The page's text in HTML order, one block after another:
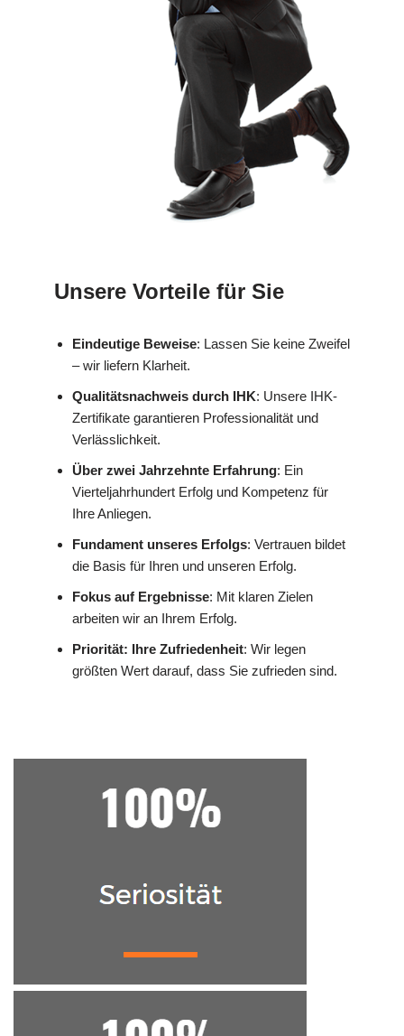
Unsere Vorteile für Sie
Eindeutige Beweise: Lassen Sie keine Zweifel
– wir liefern Klarheit.
Qualitätsnachweis durch IHK: Unsere IHK-
Zertifikate garantieren Professionalität und
Verlässlichkeit.
Über zwei Jahrzehnte Erfahrung: Ein
Vierteljahrhundert Erfolg und Kompetenz für
Ihre Anliegen.
Fundament unseres Erfolgs: Vertrauen bildet
die Basis für Ihren und unseren Erfolg.
Fokus auf Ergebnisse: Mit klaren Zielen
arbeiten wir an Ihrem Erfolg.
Priorität: Ihre Zufriedenheit: Wir legen
größten Wert darauf, dass Sie zufrieden sind.